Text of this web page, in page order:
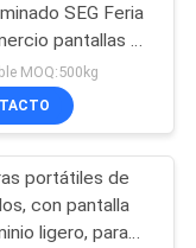
de
SEG Feria
pantallas de
caja de luz
stand
MOQ:500kg
portátiles de
con pantalla
ligero, para